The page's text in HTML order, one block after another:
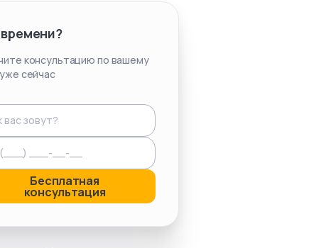
консультацию по вашему
сейчас
Бесплатная
консультация